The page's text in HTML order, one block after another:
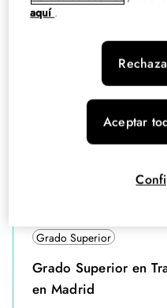
Consulta descuentos
Grado Superior en
Dosimetría en Madrid
Grado Superior
Grado Superior en
en Madrid
aquí.
Aceptar